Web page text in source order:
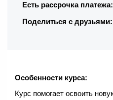
Есть рассрочка платежа:
Поделиться с друзьями:
Особенности курса:
Курс помогает освоить